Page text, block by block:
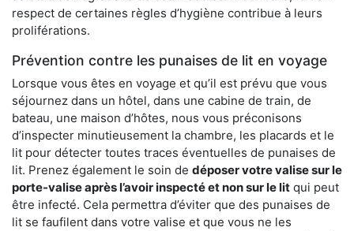
respect de certaines règles d’hygiène contribue à leurs
proliférations.
Prévention contre les punaises de lit en voyage
Lorsque vous êtes en voyage et qu’il est prévu que vous
séjournez dans un hôtel, dans une cabine de train, de
bateau, une maison d’hôtes, nous vous préconisons
d’inspecter minutieusement la chambre, les placards et le
lit pour détecter toutes traces éventuelles de punaises de
lit. Prenez également le soin de déposer votre valise sur le
porte-valise après l’avoir inspecté et non sur le lit qui peut
être infecté. Cela permettra d’éviter que des punaises de
lit se faufilent dans votre valise et que vous ne les